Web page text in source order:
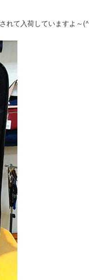
れて入荷していますよ～(^